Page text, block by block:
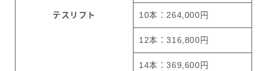
テスリフト 10本：264,000円
12本：316,800円
14本：369,600円